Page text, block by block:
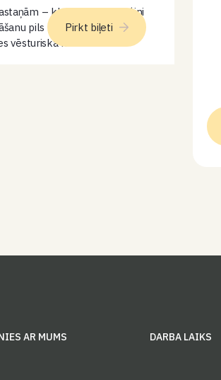
– klausies un izmēģini
pils pagalmā. Pērc
vēsturiska mūzikas
Pirkt biļeti
AR MUMS DARBA LAIKS